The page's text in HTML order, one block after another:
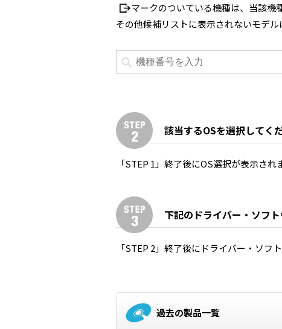
マークのついている機種は、当該機
その他候補リストに表示されないモデル
該当するOSを選択してく
「STEP 1」終了後にOS選択が表示され
下記のドライバー・ソフ
「STEP 2」終了後にドライバー・ソフ
過去の製品一覧